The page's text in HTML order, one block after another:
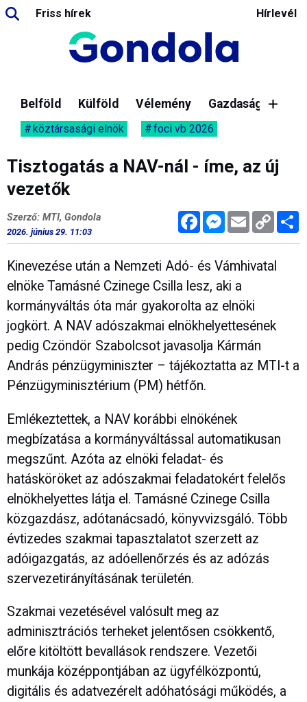
Friss hírek Hírlevél
Belföld Külföld Vélemény Gazdaság
köztársasági elnök foci vb 2026
Tisztogatás a NAV-nál - íme, az új
vezetők
FacebookMessenger
Email Copy
Link
Szerző: MTI, Gondola
2026. június 29. 11:03
Kinevezése után a Nemzeti Adó- és Vámhivatal
elnöke Tamásné Czinege Csilla lesz, aki a
kormányváltás óta már gyakorolta az elnöki
jogkört. A NAV adószakmai elnökhelyettesének
pedig Czöndör Szabolcsot javasolja Kármán
András pénzügyminiszter – tájékoztatta az MTI-t a
Pénzügyminisztérium (PM) hétfőn.
Emlékeztettek, a NAV korábbi elnökének
megbízatása a kormányváltással automatikusan
megszűnt. Azóta az elnöki feladat- és
hatásköröket az adószakmai feladatokért felelős
elnökhelyettes látja el. Tamásné Czinege Csilla
közgazdász, adótanácsadó, könyvvizsgáló. Több
évtizedes szakmai tapasztalatot szerzett az
adóigazgatás, az adóellenőrzés és az adózás
szervezetirányításának területén.
Szakmai vezetésével valósult meg az
adminisztrációs terheket jelentősen csökkentő,
előre kitöltött bevallások rendszere. Vezetői
munkája középpontjában az ügyfélközpontú,
digitális és adatvezérelt adóhatósági működés, a